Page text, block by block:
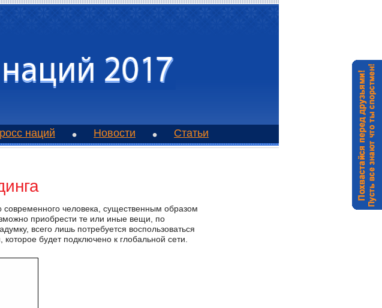
наций Новости Статьи
современного человека, существенным образом
приобрести те или иные вещи, по
всего лишь потребуется воспользоваться
будет подключено к глобальной сети.